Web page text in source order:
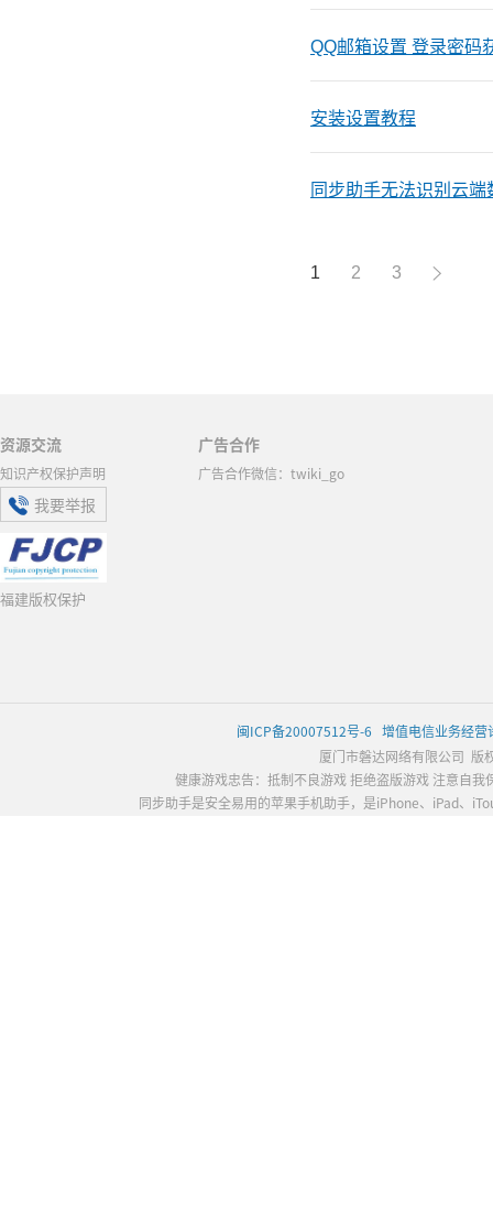
QQ邮箱设置 登录密码
安装设置教程
同步助手无法识别云
1 2 3
资源交流
知识产权保护声明
我要举报
福建版权保护
广告合作
广告合作微信：twiki_go
闽ICP备20007512号-6 增值电信业务经
厦门市磐达网络有限公司
健康游戏忠告：抵制不良游戏 拒绝盗版游戏 注意自
同步助手是安全易用的苹果手机助手，是iPhone、iPad、